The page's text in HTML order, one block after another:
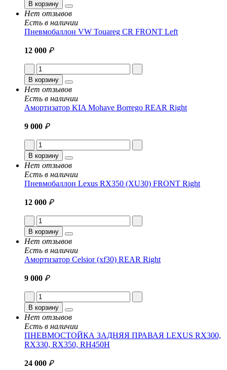
В корзину
Нет отзывов
Есть в наличии
Пневмобаллон VW Touareg CR FRONT Left
12 000 ₽
В корзину
Нет отзывов
Есть в наличии
Амортизатор KIA Mohave Borrego REAR Right
9 000 ₽
В корзину
Нет отзывов
Есть в наличии
Пневмобаллон Lexus RX350 (XU30) FRONT Right
12 000 ₽
В корзину
Нет отзывов
Есть в наличии
Амортизатор Celsior (xf30) REAR Right
9 000 ₽
В корзину
Нет отзывов
Есть в наличии
ПНЕВМОСТОЙКА ЗАДНЯЯ ПРАВАЯ LEXUS RX300,
RX330, RX350, RH450H
24 000 ₽